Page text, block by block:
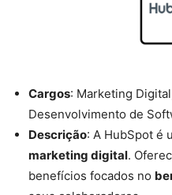
Cargos: Marketing
Desenvolvimento de
Descrição: A HubSpot é
marketing digital.
benefícios focados no